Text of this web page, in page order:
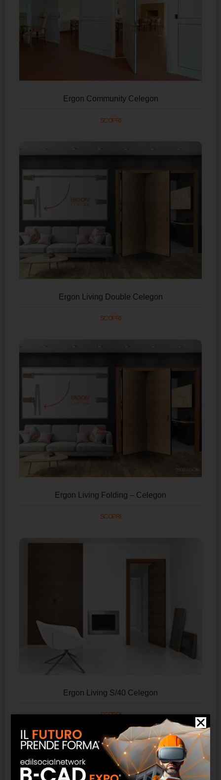
Ergon Community Celegon
SCOPRI
Ergon Living Double Celegon
SCOPRI
Ergon Living Folding – Celegon
SCOPRI
Ergon Living S/40 Celegon
SCOPRI